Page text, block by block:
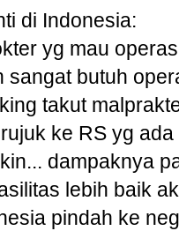
di Indonesia:
yg mau
sangat butuh
takut
ke RS yg
dampaknya
lebih baik
pindah ke